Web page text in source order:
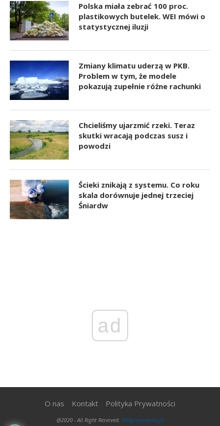
Polska miała zebrać 100 proc.
plastikowych butelek. WEI mówi o
statystycznej iluzji
Zmiany klimatu uderzą w PKB.
Problem w tym, że modele
pokazują zupełnie różne rachunki
Chcieliśmy ujarzmić rzeki. Teraz
skutki wracają podczas susz i
powodzi
Ścieki znikają z systemu. Co roku
skala dorównuje jednej trzeciej
Śniardw
ad
O nas Kontakt Polityka Prywatności
@2020 - All Right Reserved. 300gospodarka.pl